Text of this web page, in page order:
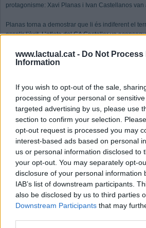
www.lactual.cat - Do Not Process
Information
If you wish to opt-out of the sale,
processing of your personal or
targeted advertising by us, please use
section to confirm your selection.
opt-out request is processed you may
interest-based ads based on personal
us or personal information disclosed to
your opt-out. You may separately opt-
disclosure of your personal information
IAB’s list of downstream participants.
also be disclosed by us to third parties
Downstream Participants that may
protagonisme: Xavi Planas i Ivan Castellanos van
Planas torna a demostrar que li és indiferent el
assolir l’èxit. L’atleta del CA Castellar va
podi absolut en la cursa de 10k (+600 desnivell),
00:44,49, assolint també la segona plaça en
companya d’equip, Sònia Mañas (01:09,45)
En els 15k (+700 desnivell), Carlos Parejo
amb un temps de 01:22,29.
En la categoria llarga de 21k van ser tres els
D’una banda, l’atleta del Pik2Castellar, Iván
de la general, aconseguint també la victòria en
hagut de canviar els seus entrenaments a causa
obligat a aparcar les llargues distàncies i les
distàncies curtes, com aquests 21k de
1.100 de desnivell. En la mateixa distància, els
González (02:42,20) i Raül Martínez (02:44,06)
la 178a plaça, respectivament.
Nous èxits del CAC a pista coberta